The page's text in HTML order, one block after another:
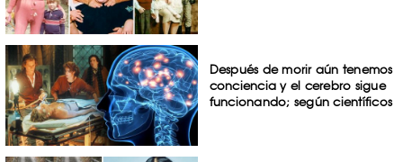
Después de morir aún tenemos
conciencia y el cerebro sigue
funcionando; según científicos